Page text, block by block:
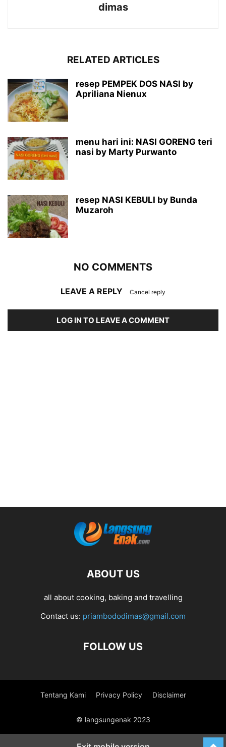
dimas
RELATED ARTICLES
resep PEMPEK DOS NASI by
Apriliana Nienux
menu hari ini: NASI GORENG teri
nasi by Marty Purwanto
resep NASI KEBULI by Bunda
Muzaroh
NO COMMENTS
LEAVE A REPLY Cancel reply
LOG IN TO LEAVE A COMMENT
ABOUT US
all about cooking, baking and travelling
Contact us: priambododimas@gmail.com
FOLLOW US
Tentang Kami Privacy Policy Disclaimer
© langsungenak 2023